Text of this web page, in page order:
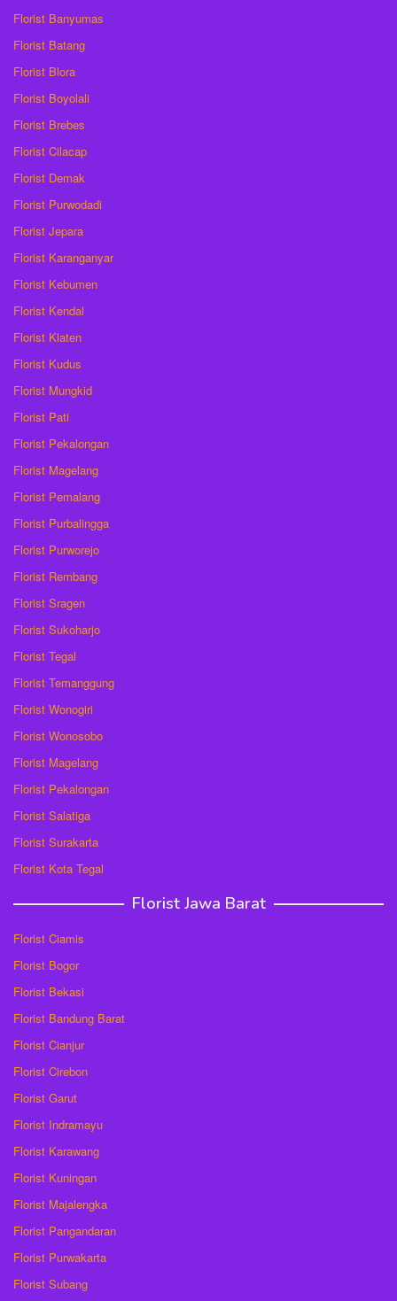
Florist Banyumas
Florist Batang
Florist Blora
Florist Boyolali
Florist Brebes
Florist Cilacap
Florist Demak
Florist Purwodadi
Florist Jepara
Florist Karanganyar
Florist Kebumen
Florist Kendal
Florist Klaten
Florist Kudus
Florist Mungkid
Florist Pati
Florist Pekalongan
Florist Magelang
Florist Pemalang
Florist Purbalingga
Florist Purworejo
Florist Rembang
Florist Sragen
Florist Sukoharjo
Florist Tegal
Florist Temanggung
Florist Wonogiri
Florist Wonosobo
Florist Magelang
Florist Pekalongan
Florist Salatiga
Florist Surakarta
Florist Kota Tegal
Florist Jawa Barat
Florist Ciamis
Florist Bogor
Florist Bekasi
Florist Bandung Barat
Florist Cianjur
Florist Cirebon
Florist Garut
Florist Indramayu
Florist Karawang
Florist Kuningan
Florist Majalengka
Florist Pangandaran
Florist Purwakarta
Florist Subang